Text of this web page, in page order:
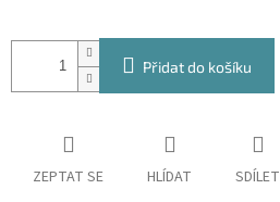
Přidat do košíku
ZEPTAT SE HLÍDAT SDÍLET